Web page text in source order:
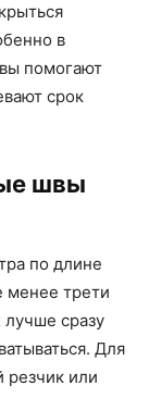
в
помогают
срок
швы
по длине
менее трети
сразу
Для
резчик или